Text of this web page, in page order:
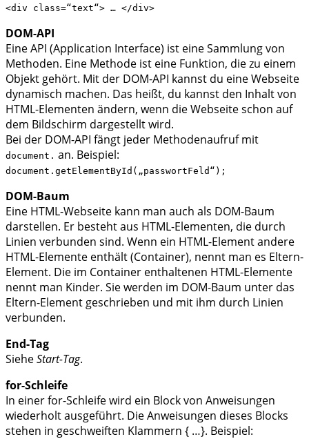
<div class=“text“> … </div>
DOM-API
Eine API (Application Interface) ist eine Sammlung von
Methoden. Eine Methode ist eine Funktion, die zu einem
Objekt gehört. Mit der DOM-API kannst du eine Webseite
dynamisch machen. Das heißt, du kannst den Inhalt von
HTML-Elementen ändern, wenn die Webseite schon auf
dem Bildschirm dargestellt wird.
Bei der DOM-API fängt jeder Methodenaufruf mit
document. an. Beispiel:
document.getElementById(„passwortFeld“);
DOM-Baum
Eine HTML-Webseite kann man auch als DOM-Baum
darstellen. Er besteht aus HTML-Elementen, die durch
Linien verbunden sind. Wenn ein HTML-Element andere
HTML-Elemente enthält (Container), nennt man es Eltern-
Element. Die im Container enthaltenen HTML-Elemente
nennt man Kinder. Sie werden im DOM-Baum unter das
Eltern-Element geschrieben und mit ihm durch Linien
verbunden.
End-Tag
SieheStart-Tag.
for-Schleife
In einer for-Schleife wird ein Block von Anweisungen
wiederholt ausgeführt. Die Anweisungen dieses Blocks
stehen in geschweiften Klammern { …}. Beispiel: